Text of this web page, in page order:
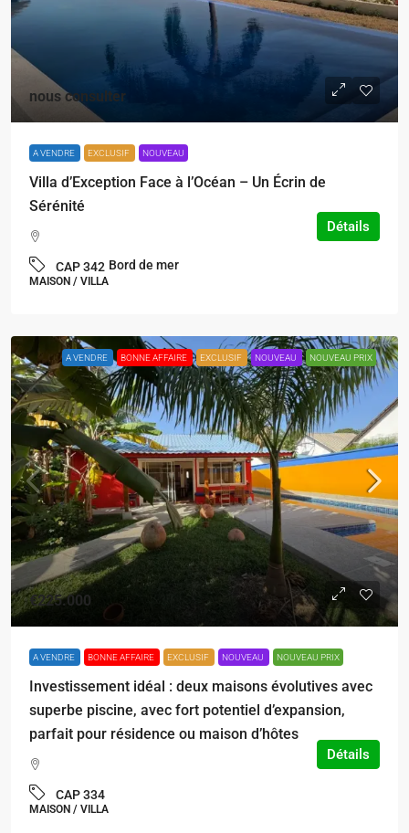
nous consulter
A VENDRE EXCLUSIF NOUVEAU
Villa d’Exception Face à l’Océan – Un Écrin de
Sérénité
CAP 342 Bord de mer
MAISON / VILLA
Détails
A VENDRE BONNE AFFAIRE EXCLUSIF NOUVEAU NOUVEAU PRIX
€225.000
A VENDRE BONNE AFFAIRE EXCLUSIF NOUVEAU NOUVEAU PRIX
Investissement idéal : deux maisons évolutives avec
superbe piscine, avec fort potentiel d’expansion,
parfait pour résidence ou maison d’hôtes
CAP 334
MAISON / VILLA
Détails